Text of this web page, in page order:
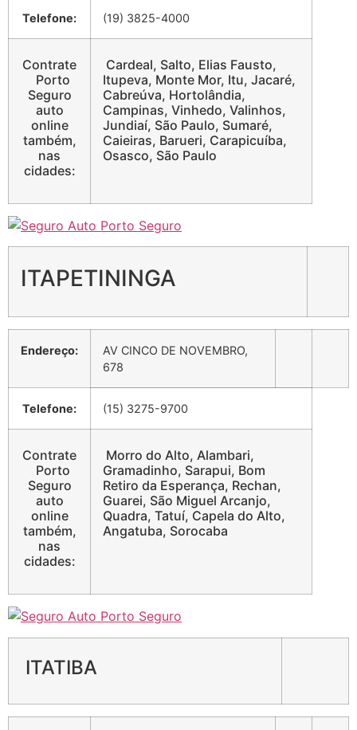
Telefone: (19) 3825-4000
Contrate
Porto
Seguro
auto
online
também,
nas
cidades:
Cardeal, Salto, Elias Fausto,
Itupeva, Monte Mor, Itu, Jacaré,
Cabreúva, Hortolândia,
Campinas, Vinhedo, Valinhos,
Jundiaí, São Paulo, Sumaré,
Caieiras, Barueri, Carapicuíba,
Osasco, São Paulo
ITAPETININGA
Endereço:
AV CINCO DE NOVEMBRO,
678
Telefone: (15) 3275-9700
Contrate
Porto
Seguro
auto
online
também,
nas
cidades:
Morro do Alto, Alambari,
Gramadinho, Sarapui, Bom
Retiro da Esperança, Rechan,
Guarei, São Miguel Arcanjo,
Quadra, Tatuí, Capela do Alto,
Angatuba, Sorocaba
ITATIBA